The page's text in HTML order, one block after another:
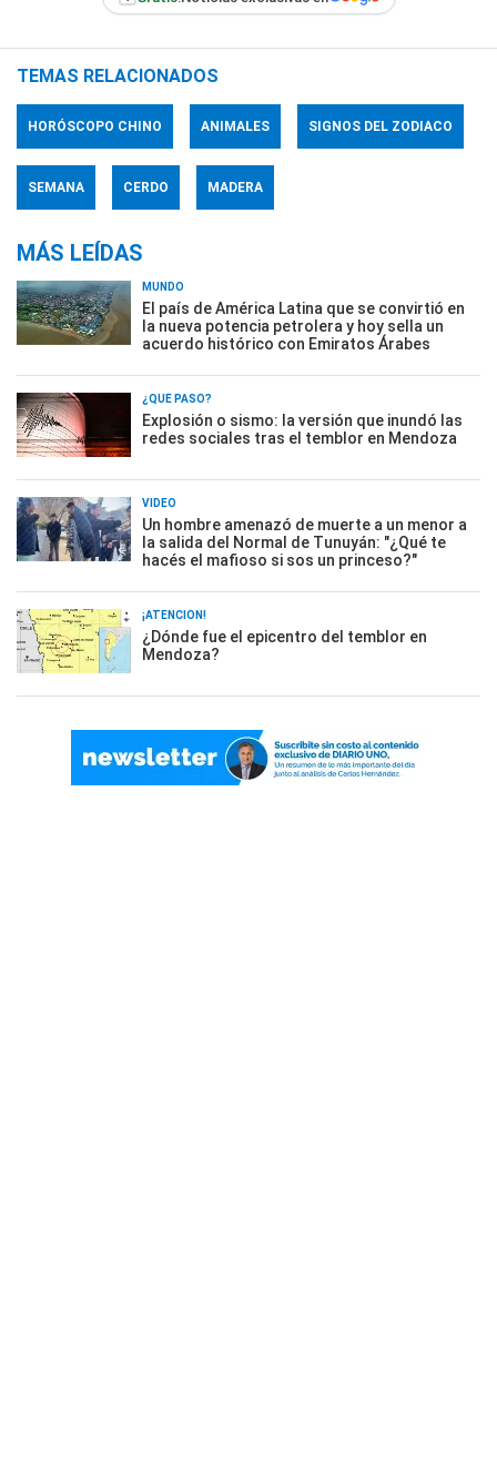
TEMAS RELACIONADOS
HORÓSCOPO CHINO ANIMALES SIGNOS DEL ZODIACO
SEMANA CERDO MADERA
MÁS LEÍDAS
MUNDO
El país de América Latina que se convirtió en
la nueva potencia petrolera y hoy sella un
acuerdo histórico con Emiratos Árabes
¿QUÉ PASÓ?
Explosión o sismo: la versión que inundó las
redes sociales tras el temblor en Mendoza
VIDEO
Un hombre amenazó de muerte a un menor a
la salida del Normal de Tunuyán: "¿Qué te
hacés el mafioso si sos un princeso?"
¡ATENCIÓN!
¿Dónde fue el epicentro del temblor en
Mendoza?